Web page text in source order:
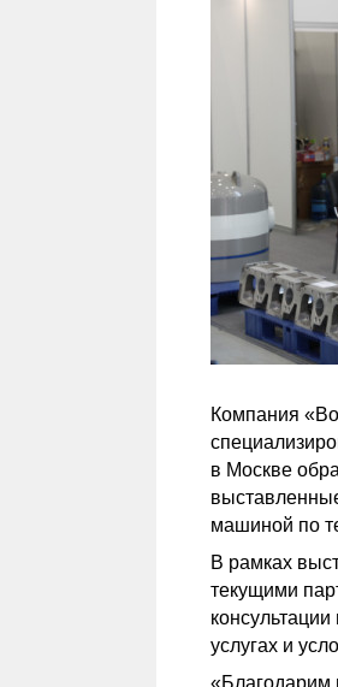
Компания
в Москве
машиной по
В рамках
текущими
услугах и
«Благодарим